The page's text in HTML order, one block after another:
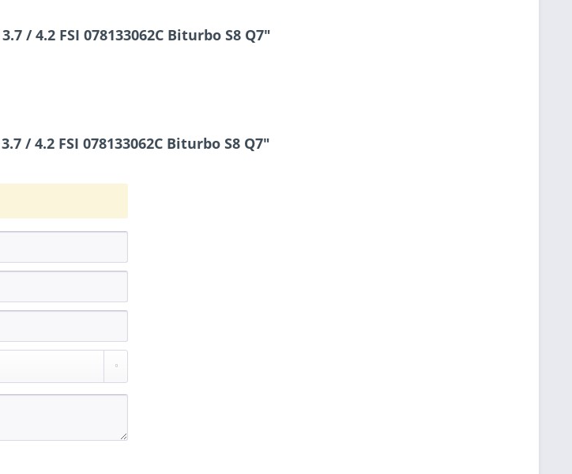
/ 4.2 FSI 078133062C Biturbo S8 Q7"
/ 4.2 FSI 078133062C Biturbo S8 Q7"